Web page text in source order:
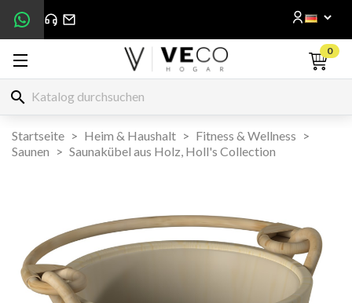
0
search
Startseite Heim & Haushalt
Fitness & Wellness
Saunen
Saunakübel aus Holz, Holl's Collection